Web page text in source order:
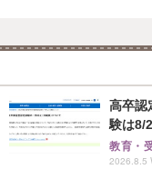
高卒認
験は8/
教育・
2026.8.5